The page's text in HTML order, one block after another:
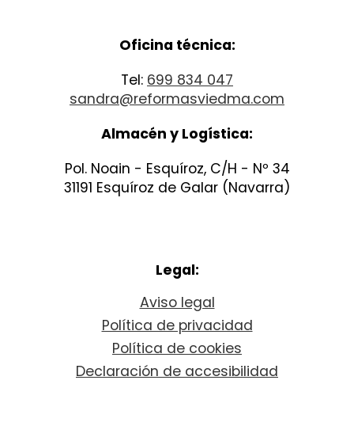
Oficina técnica:
Tel: 699 834 047
sandra@reformasviedma.com
Almacén y Logística:
Pol. Noain - Esquíroz, C/H - Nº 34
31191 Esquíroz de Galar (Navarra)
Legal:
Aviso legal
Política de privacidad
Política de cookies
Declaración de accesibilidad